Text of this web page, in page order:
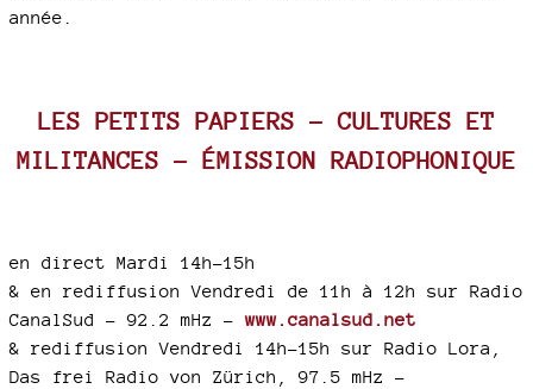
année.
LES PETITS PAPIERS – CULTURES ET
MILITANCES - ÉMISSION RADIOPHONIQUE
en direct Mardi 14h-15h
& en rediffusion Vendredi de 11h à 12h sur Radio
CanalSud - 92.2 mHz -www.canalsud.net
& rediffusion Vendredi 14h-15h sur Radio Lora,
Das frei Radio von Zürich, 97.5 mHz -